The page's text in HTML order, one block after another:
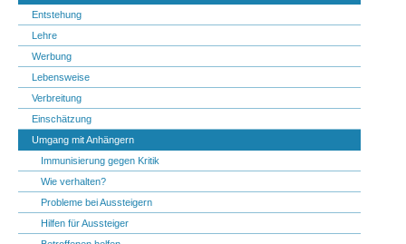
Entstehung
Lehre
Werbung
Lebensweise
Verbreitung
Einschätzung
Umgang mit Anhängern
Immunisierung gegen Kritik
Wie verhalten?
Probleme bei Aussteigern
Hilfen für Aussteiger